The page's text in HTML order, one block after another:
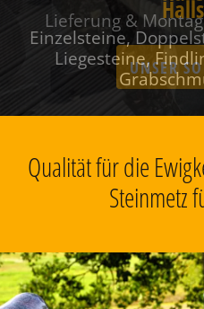
Einzelsteine,
Liegesteine,
Qualität für die
Steinmetz